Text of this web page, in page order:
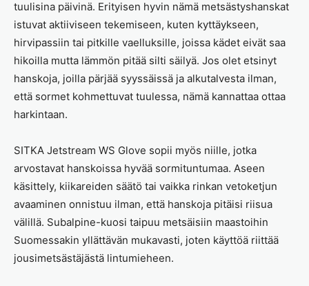
tuulisina päivinä. Erityisen hyvin nämä metsästyshanskat
istuvat aktiiviseen tekemiseen, kuten kyttäykseen,
hirvipassiin tai pitkille vaelluksille, joissa kädet eivät saa
hikoilla mutta lämmön pitää silti säilyä. Jos olet etsinyt
hanskoja, joilla pärjää syyssäissä ja alkutalvesta ilman,
että sormet kohmettuvat tuulessa, nämä kannattaa ottaa
harkintaan.
SITKA Jetstream WS Glove sopii myös niille, jotka
arvostavat hanskoissa hyvää sormituntumaa. Aseen
käsittely, kiikareiden säätö tai vaikka rinkan vetoketjun
avaaminen onnistuu ilman, että hanskoja pitäisi riisua
välillä. Subalpine-kuosi taipuu metsäisiin maastoihin
Suomessakin yllättävän mukavasti, joten käyttöä riittää
jousimetsästäjästä lintumieheen.